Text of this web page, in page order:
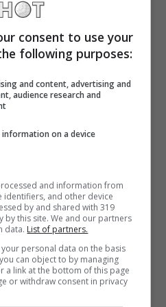
che
in procinto di
di Formula 1.
niente
Newey:
dai colleghi del noto
a Maranello bensì
una nuova
consent to use your
following purposes:
and content, advertising and
audience research and
on a device
and information from
identifiers, and other device
by and shared with 319
by this site. We and our partners
data. List of partners.
personal data on the basis
can object to by managing
a link at the bottom of this page
or withdraw consent in privacy